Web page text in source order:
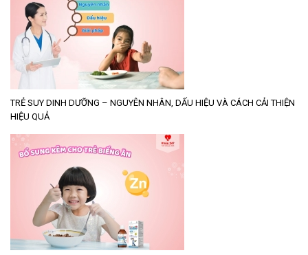
TRẺ SUY DINH DƯỠNG – NGUYÊN NHÂN, DẤU HIỆU VÀ CÁCH CẢI THIỆN
HIỆU QUẢ